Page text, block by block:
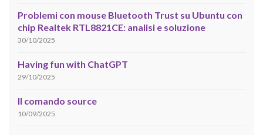
Problemi con mouse Bluetooth Trust su Ubuntu con
chip Realtek RTL8821CE: analisi e soluzione
30/10/2025
Having fun with ChatGPT
29/10/2025
Il comando source
10/09/2025